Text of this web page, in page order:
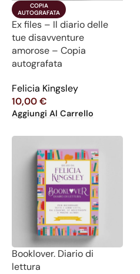
COPIA
AUTOGRAFATA
Ex files – Il diario delle
tue disavventure
amorose – Copia
autografata
Felicia Kingsley
10,00€
Aggiungi Al Carrello
Booklover. Diario di
lettura